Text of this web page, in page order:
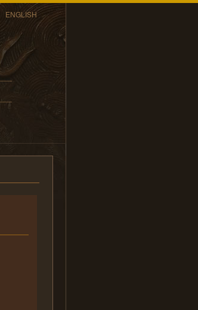
ENGLISH